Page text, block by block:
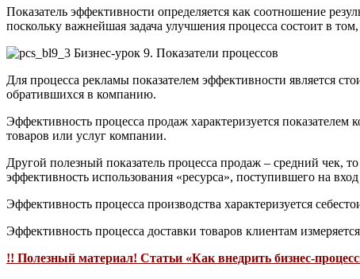
Показатель эффективности определяется как соотношение
поскольку важнейшая задача улучшения процесса состоит в
Для процесса рекламы показателем эффективности является
обратившихся в компанию.
Эффективность процесса продаж характеризуется
товаров или услуг компании.
Другой полезный показатель процесса продаж – средний чек,
эффективность использования «ресурса», поступившего на
Эффективность процесса производства характеризуется
Эффективность процесса доставки товаров клиентам
!! Полезный материал! Статьи «Как внедрить бизнес-